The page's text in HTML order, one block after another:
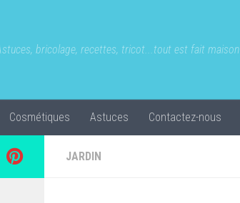
bricolage, recettes, tricot...tout est fait maison
Cosmétiques Astuces Contactez-nous
JARDIN